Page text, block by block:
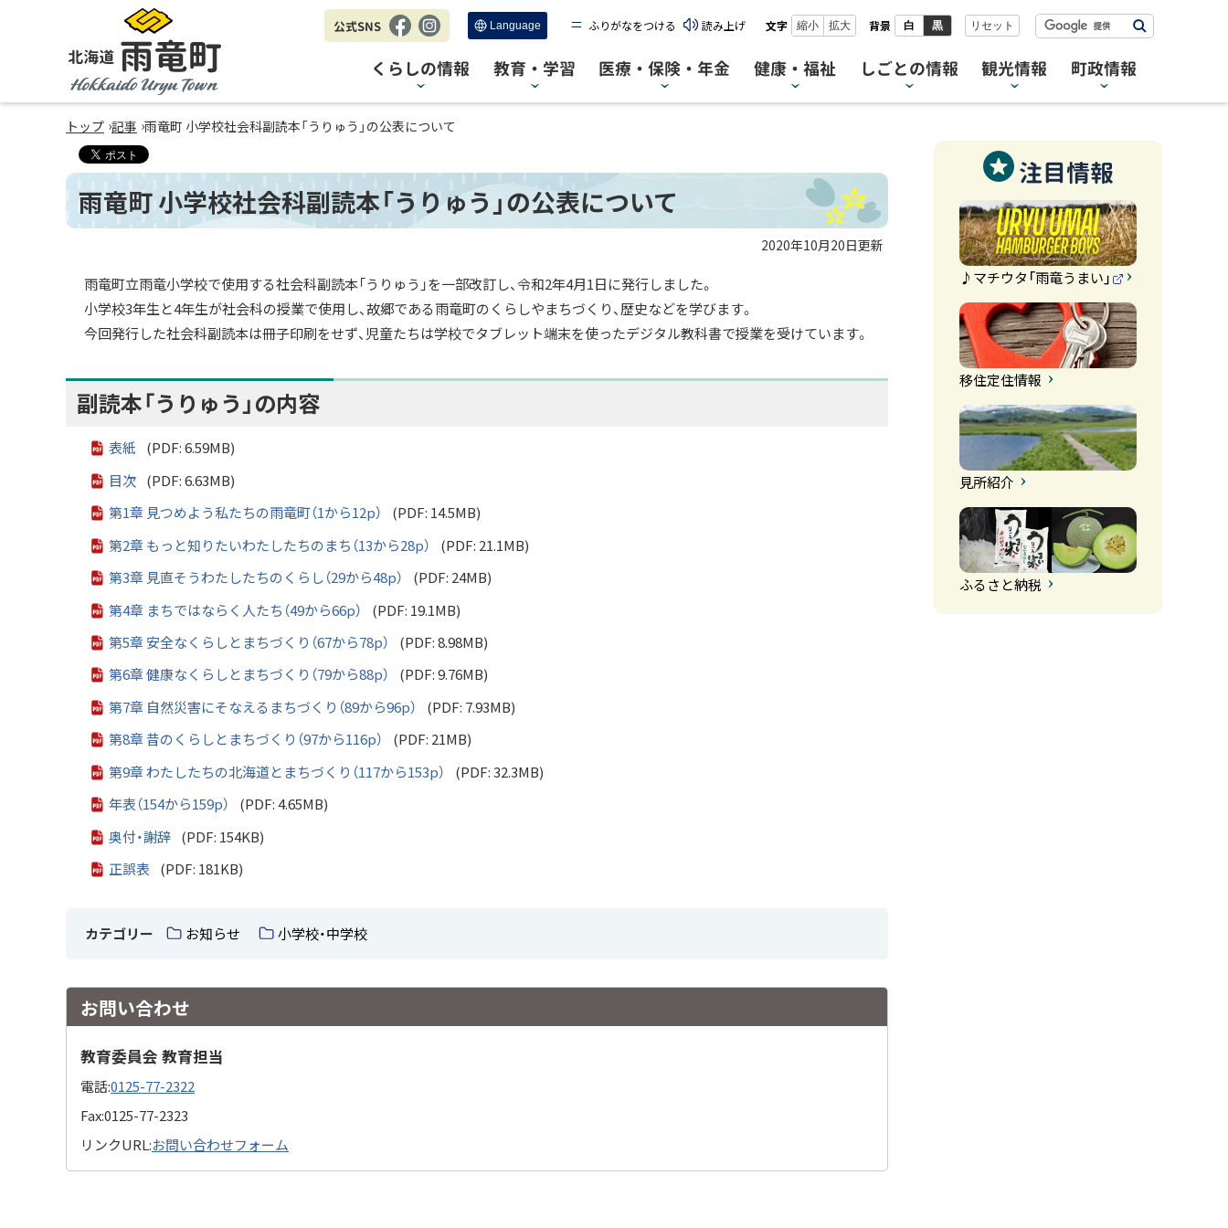
北海道 雨竜町
Hokkaido Uryu Town
公式SNS
Fac
eb
oo
Ins
tag
ra
m
ふりがなをつける 読み上げ 文字 縮小 拡大 背景 白 黒 リセット
索
くらしの情報 教育・学習 医療・保険・年金 健康・福祉 しごとの情報 観光情報 町政情報
トップ ›記事 ›雨竜町 小学校社会科副読本「うりゅう」の公表について
雨竜町 小学校社会科副読本「うりゅう」の公表について
2020年10月20日更新
雨竜町立雨竜小学校で使用する社会科副読本「うりゅう」を一部改訂し、令和2年4月1日に発行しました。
小学校3年生と4年生が社会科の授業で使用し、故郷である雨竜町のくらしやまちづくり、歴史などを学びます。
今回発行した社会科副読本は冊子印刷をせず、児童たちは学校でタブレット端末を使ったデジタル教科書で授業を受けています。
副読本「うりゅう」の内容
表紙
(PDF: 6.59MB)
目次 (PDF: 6.63MB)
第1章 見つめよう私たちの雨竜町（1から12p）
(PDF: 14.5MB)
第2章 もっと知りたいわたしたちのまち（13から28p）
(PDF: 21.1MB)
第3章 見直そうわたしたちのくらし（29から48p）
(PDF: 24MB)
第4章 まちではならく人たち（49から66p）
(PDF: 19.1MB)
第5章 安全なくらしとまちづくり（67から78p）
(PDF: 8.98MB)
第6章 健康なくらしとまちづくり（79から88p）
(PDF: 9.76MB)
第7章 自然災害にそなえるまちづくり（89から96p）
(PDF: 7.93MB)
第8章 昔のくらしとまちづくり（97から116p）
(PDF: 21MB)
第9章 わたしたちの北海道とまちづくり（117から153p）
(PDF: 32.3MB)
年表（154から159p）
(PDF: 4.65MB)
奥付・謝辞 (PDF: 154KB)
正誤表
(PDF: 181KB)
カテゴリー お知らせ 小学校・中学校
お問い合わせ
教育委員会 教育担当
電話:0125-77-2322
Fax:0125-77-2323
リンクURL:お問い合わせフォーム
注目情報
♪マチウタ「雨竜うまい」
外
部
サ
イ
ト
移住定住情報
見所紹介
ふるさと納税